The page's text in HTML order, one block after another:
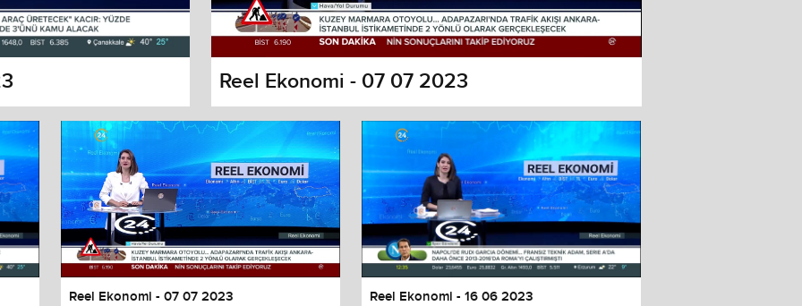
dialog
and close the window.
Reel Ekonomi - 07 07 2023
Reel Ekonomi - 07 07 2023 Reel Ekonomi - 16 06 2023